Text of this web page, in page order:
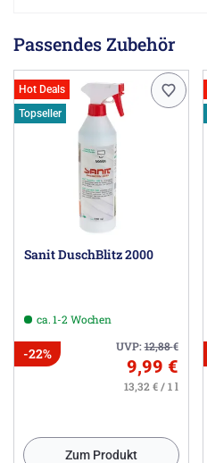
Passendes Zubehör
Hot Deals
Topseller
Sanit DuschBlitz 2000
ca. 1-2 Wochen
UVP:12,88€
-22%
9,99 €
13,32 € / 1 l
Zum Produkt